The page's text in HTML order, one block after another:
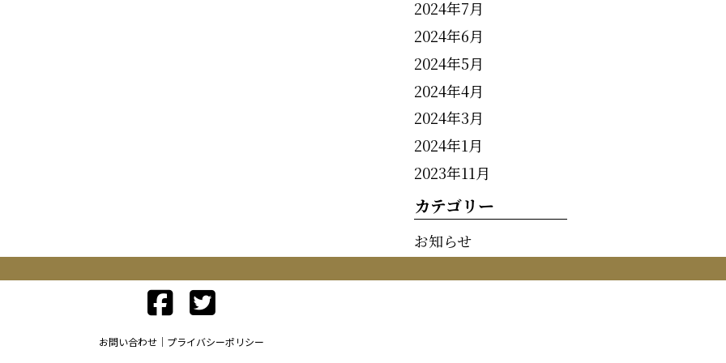
2024年7月
2024年6月
2024年5月
2024年4月
2024年3月
2024年1月
2023年11月
カテゴリー
お知らせ
お問い合わせ プライバシーポリシー